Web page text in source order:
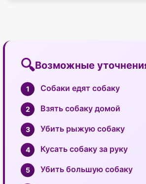
Возможные
Собаки едят собаку
Взять собаку домой
Убить рыжую собаку
Кусать собаку за руку
Убить большую собаку